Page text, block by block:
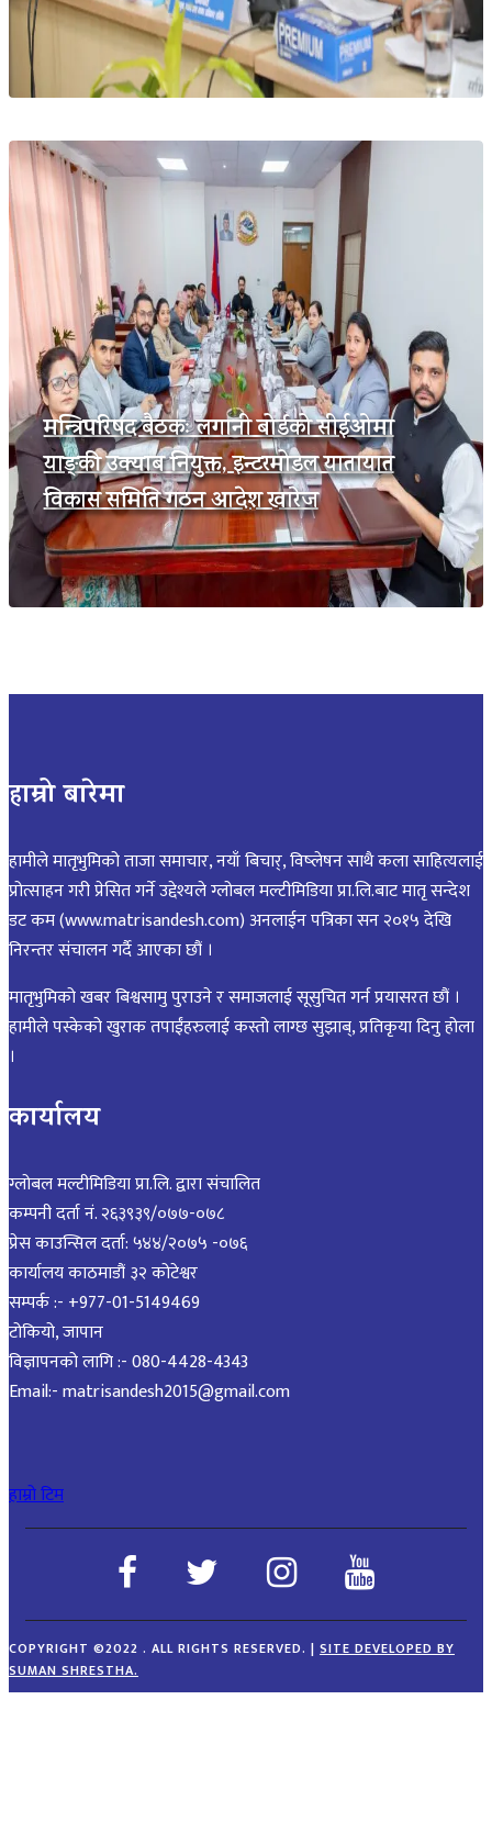
मन्त्रिपरिषद बैठकः लगानी बोर्डको सीईओमा
याङ्की उक्याब नियुक्त, इन्टरमोडल यातायात
विकास समिति गठन आदेश खारेज
हाम्रो बारेमा
हामीले मातृभुमिको ताजा समाचार, नयाँ बिचार्, विष्लेषन साथै कला साहित्यलाई
प्रोत्साहन गरी प्रेसित गर्ने उद्देश्यले ग्लोबल मल्टीमिडिया प्रा.लि.बाट मातृ सन्देश
डट कम (www.matrisandesh.com) अनलाईन पत्रिका सन २०१५ देखि
निरन्तर संचालन गर्दै आएका छौं ।
मातृभुमिको खबर बिश्वसामु पुराउने र समाजलाई सूसुचित गर्न प्रयासरत छौं ।
हामीले पस्केको खुराक तपाईंहरुलाई कस्तो लाग्छ सुझाब्, प्रतिकृया दिनु होला
।
कार्यालय
ग्लोबल मल्टीमिडिया प्रा.लि. द्वारा संचालित
कम्पनी दर्ता नं. २६३९३९/०७७-०७८
प्रेस काउन्सिल दर्ता: ५४४/२०७५ -०७६
कार्यालय काठमाडौं ३२ कोटेश्वर
सम्पर्क :- +977-01-5149469
टोकियो, जापान
विज्ञापनको लागि :- 080-4428-4343
Email:- matrisandesh2015@gmail.com
हाम्रो टिम
COPYRIGHT ©2022 . ALL RIGHTS RESERVED. | SITE DEVELOPED BY
SUMAN SHRESTHA.